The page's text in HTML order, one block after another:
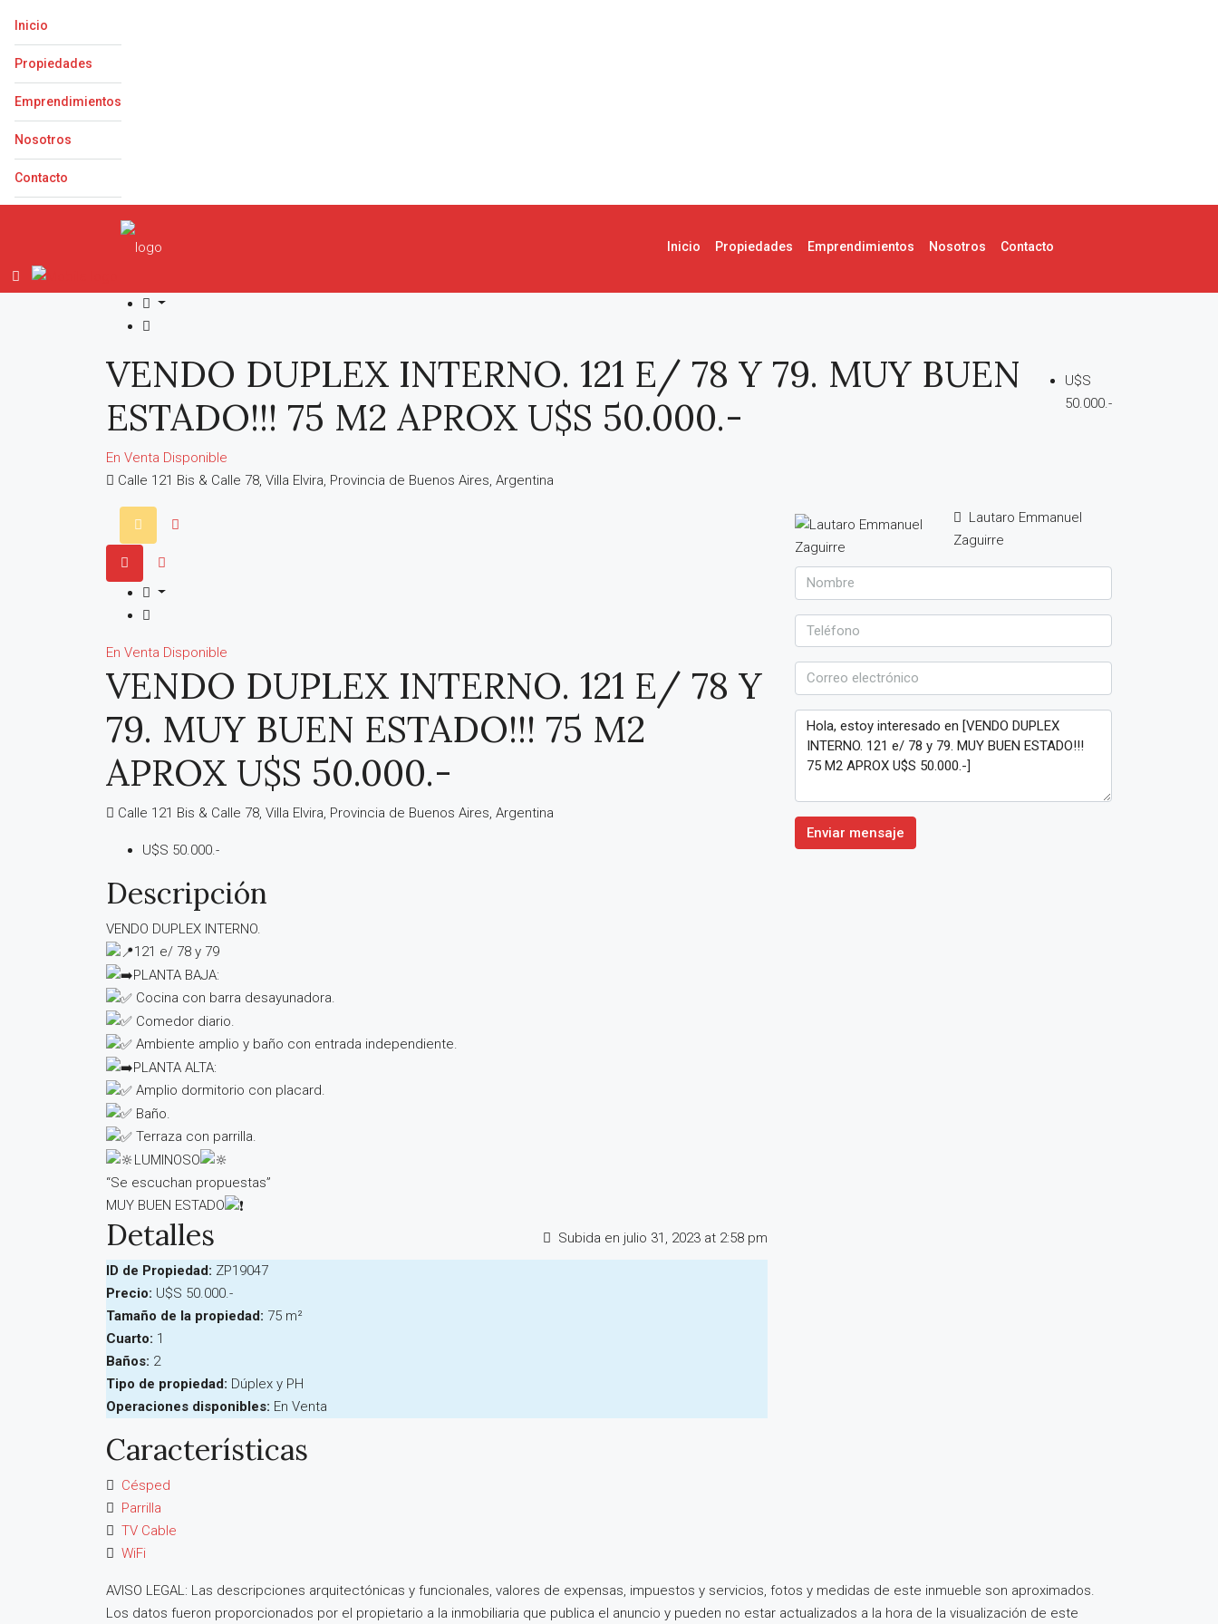
Inicio
Propiedades
Emprendimientos
Nosotros
Contacto
Inicio Propiedades Emprendimientos Nosotros Contacto
VENDO DUPLEX INTERNO. 121 E/ 78 Y 79. MUY BUEN
ESTADO!!! 75 M2 APROX U$S 50.000.-
U$S
50.000.-
En Venta Disponible
Calle 121 Bis & Calle 78, Villa Elvira, Provincia de Buenos Aires, Argentina
En Venta Disponible
VENDO DUPLEX INTERNO. 121 E/ 78 Y
79. MUY BUEN ESTADO!!! 75 M2
APROX U$S 50.000.-
Calle 121 Bis & Calle 78, Villa Elvira, Provincia de Buenos Aires, Argentina
U$S 50.000.-
Descripción
VENDO DUPLEX INTERNO.
121 e/ 78 y 79
PLANTA BAJA:
Cocina con barra desayunadora.
Comedor diario.
Ambiente amplio y baño con entrada independiente.
PLANTA ALTA:
Amplio dormitorio con placard.
Baño.
Terraza con parrilla.
LUMINOSO
“Se escuchan propuestas”
MUY BUEN ESTADO
Detalles
Subida en julio 31, 2023 at 2:58 pm
ID de Propiedad: ZP19047
Precio: U$S 50.000.-
Tamaño de la propiedad: 75 m²
Cuarto: 1
Baños: 2
Tipo de propiedad: Dúplex y PH
Operaciones disponibles: En Venta
Características
Césped
Parrilla
TV Cable
WiFi
Lautaro Emmanuel
Zaguirre
Enviar mensaje
AVISO LEGAL: Las descripciones arquitectónicas y funcionales, valores de expensas, impuestos y servicios, fotos y medidas de este inmueble son aproximados.
Los datos fueron proporcionados por el propietario a la inmobiliaria que publica el anuncio y pueden no estar actualizados a la hora de la visualización de este